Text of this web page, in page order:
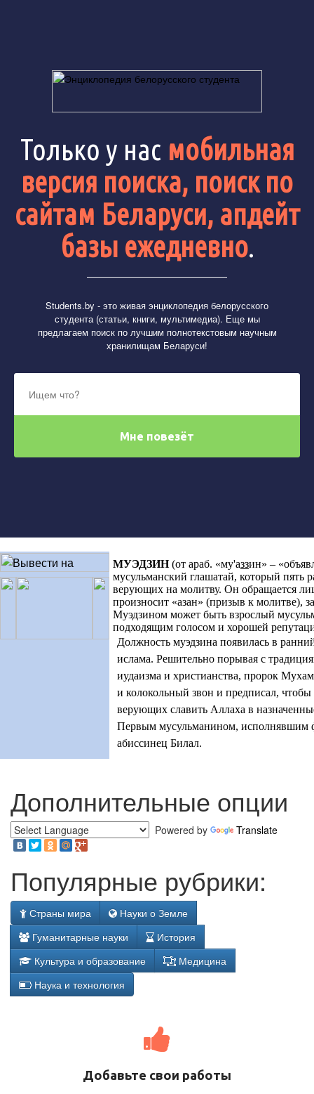
Только у нас мобильная
версия поиска, поиск по
сайтам Беларуси, апдейт
базы ежедневно.
Students.by - это живая энциклопедия белорусского
студента (статьи, книги, мультимедиа). Еще мы
предлагаем поиск по лучшим полнотекстовым научным
хранилищам Беларуси!
МУЭДЗИН(от араб. «му'аззин» –
мусульманский глашатай, который пять
верующих на молитву. Он обращается
произносит «азан» (призыв к молитве),
Муэдзином может быть взрослый
подходящим голосом и хорошей
Должность муэдзина появилась в
ислама. Решительно порывая с
иудаизма и христианства, пророк
и колокольный звон и предписал,
верующих славить Аллаха в
Первым мусульманином, исполнявшим
абиссинец Билал.
Дополнительные опции
Powered by Translate
Популярные рубрики:
Страны мира
Науки о Земле
Гуманитарные науки
История
Культура и образование
Медицина
Наука и технология
Добавьте свои работы